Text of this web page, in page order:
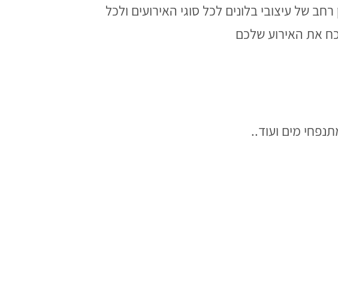
של עיצובי בלונים לכל סוגי האירועים ולכל
את האירוע שלכם
מים ועוד..